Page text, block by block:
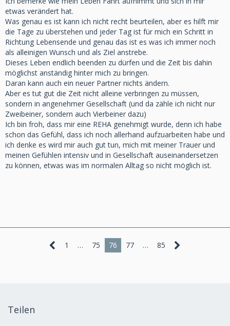
etwas verändert hat.
Was genau es ist kann ich nicht recht beurteilen, aber es hilft mir
die Tage zu überstehen und jeder Tag ist für mich ein Schritt in
Richtung Lebensende und genau das ist es was ich immer noch
als alleinigen Wunsch und als Ziel anstrebe.
Dieses Leben endlich beenden zu dürfen und die Zeit bis dahin
möglichst anständig hinter mich zu bringen.
Daran kann auch ein neuer Partner nichts ändern.
Aber es tut gut die Zeit nicht alleine verbringen zu müssen,
sondern in angenehmer Gesellschaft (und da zähle ich nicht nur
Zweibeiner, sondern auch Vierbeiner dazu)
Ich bin froh, dass mir eine REHA genehmigt wurde, denn ich habe
schon das Gefühl, dass ich noch allerhand aufzuarbeiten habe und
ich denke es wird mir auch gut tun, mich mit meiner Trauer und
meinen Gefühlen intensiv und in Gesellschaft auseinandersetzen
zu können, etwas was im normalen Alltag so nicht möglich ist.
1 … 75 76 77 … 85
Teilen